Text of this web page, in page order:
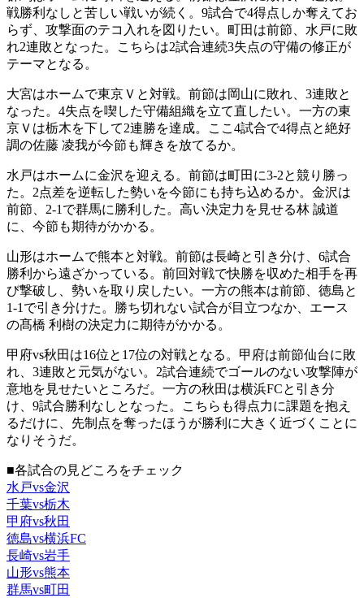
戦勝利なしと苦しい戦いが続く。9試合で4得点しか奪えてお
らず、攻撃面のテコ入れを図りたい。町田は前節、水戸に敗
れ2連敗となった。こちらは2試合連続3失点の守備の修正が
テーマとなる。
大宮はホームで東京Ｖと対戦。前節は岡山に敗れ、3連敗と
なった。4失点を喫した守備組織を立て直したい。一方の東
京Ｖは栃木を下して2連勝を達成。ここ4試合で4得点と絶好
調の佐藤 凌我が今節も輝きを放てるか。
水戸はホームに金沢を迎える。前節は町田に3-2と競り勝っ
た。2点差を逆転した勢いを今節にも持ち込めるか。金沢は
前節、2-1で群馬に勝利した。高い決定力を見せる林 誠道
に、今節も期待がかかる。
山形はホームで熊本と対戦。前節は長崎と引き分け、6試合
勝利から遠ざかっている。前回対戦で快勝を収めた相手を再
び撃破し、勢いを取り戻したい。一方の熊本は前節、徳島と
1-1で引き分けた。勝ち切れない試合が目立つなか、エース
の髙橋 利樹の決定力に期待がかかる。
甲府vs秋田は16位と17位の対戦となる。甲府は前節仙台に敗
れ、3連敗と元気がない。2試合連続でゴールのない攻撃陣が
意地を見せたいところだ。一方の秋田は横浜FCと引き分
け、9試合勝利なしとなった。こちらも得点力に課題を抱え
るだけに、先制点を奪ったほうが勝利に大きく近づくことに
なりそうだ。
■各試合の見どころをチェック
水戸vs金沢
千葉vs栃木
甲府vs秋田
徳島vs横浜FC
長崎vs岩手
山形vs熊本
群馬vs町田